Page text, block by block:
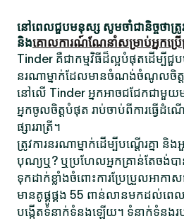
នៅពេលជួបមនុស្ស សូមចាំជានិច្ចថាត្រូ
និងគោលការណ៍ណែនាំសម្រាប់អ្នកប្រើ
Tinder គឺជាកម្មវិធីដ៏ល្អបំផុតដើម្បីជួ
នរណាម្នាក់ដែលមានចំណង់ចំណូលចិត្តដូ
នៅលើ Tinder អ្នកអាចជជែកជាមួយ
អ្នកចូលចិត្តបំផុត រាប់ចាប់ពីការធ្វើដំណ
ផ្សាររាត្រី។
ត្រូវការនរណាម្នាក់ដើម្បីបណ្តើរគ្នា
បុណ្យឬ? ឬប្រហែលអ្នកគ្រាន់តែចង់ប
ទុកដាក់ខ្លាំងចំពោះការប្រែប្រួលអាក
មានគូផ្គូផ្គង 55 ពាន់លានមកដល់ពេល
បង្កើតទំនាក់ទំនងឡើយ។ ទំនាក់ទំនងរ